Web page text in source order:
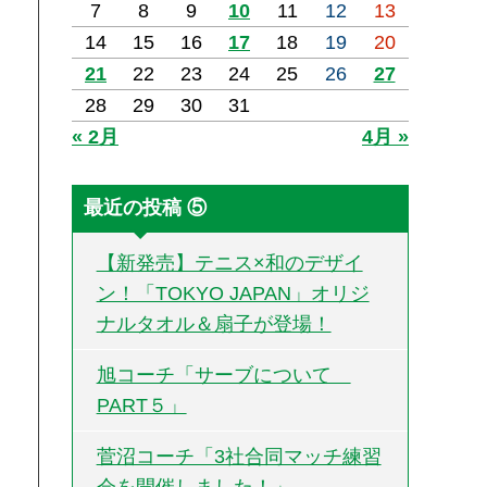
7 8 9 10 11 12
13
14
15 16 17 18 19
20
21
22 23 24 25 26
27
28
29 30
31
« 2月
4月 »
最近の投稿 ⑤
【新発売】テニス×和のデザイ
ン！「TOKYO JAPAN」オリジ
ナルタオル＆扇子が登場！
旭コーチ「サーブについて
PART５」
菅沼コーチ「3社合同マッチ練習